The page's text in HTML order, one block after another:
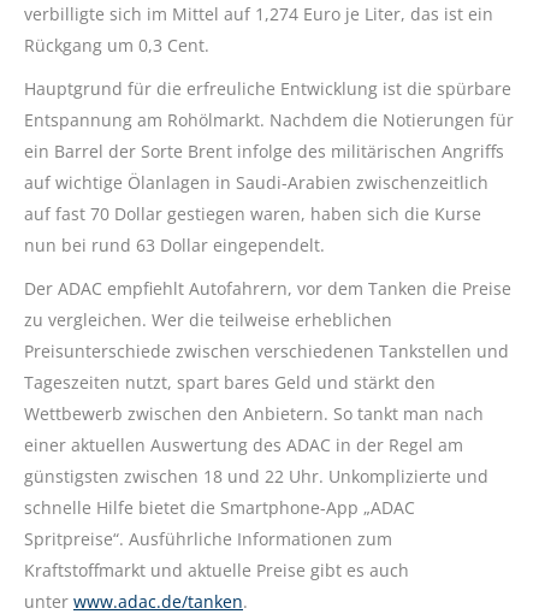
verbilligte sich im Mittel auf 1,274 Euro je Liter, das ist ein
Rückgang um 0,3 Cent.
Hauptgrund für die erfreuliche Entwicklung ist die spürbare
Entspannung am Rohölmarkt. Nachdem die Notierungen für
ein Barrel der Sorte Brent infolge des militärischen Angriffs
auf wichtige Ölanlagen in Saudi-Arabien zwischenzeitlich
auf fast 70 Dollar gestiegen waren, haben sich die Kurse
nun bei rund 63 Dollar eingependelt.
Der ADAC empfiehlt Autofahrern, vor dem Tanken die Preise
zu vergleichen. Wer die teilweise erheblichen
Preisunterschiede zwischen verschiedenen Tankstellen und
Tageszeiten nutzt, spart bares Geld und stärkt den
Wettbewerb zwischen den Anbietern. So tankt man nach
einer aktuellen Auswertung des ADAC in der Regel am
günstigsten zwischen 18 und 22 Uhr. Unkomplizierte und
schnelle Hilfe bietet die Smartphone-App „ADAC
Spritpreise“. Ausführliche Informationen zum
Kraftstoffmarkt und aktuelle Preise gibt es auch
unter www.adac.de/tanken.